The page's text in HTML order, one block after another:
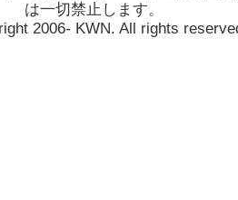
は一切禁止します。
2006- KWN. All rights